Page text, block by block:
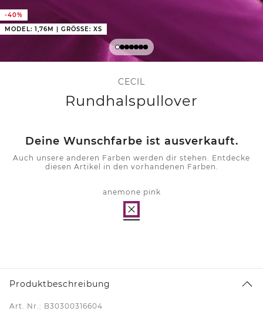
-40%
MODEL: 1,76M | GRÖSSE: XS
CECIL
Rundhalspullover
Deine Wunschfarbe ist ausverkauft.
Auch unsere anderen Farben werden dir stehen. Entdecke
diesen Artikel in den vorhandenen Farben.
anemone pink
Produktbeschreibung
Art. Nr.: B30300316604